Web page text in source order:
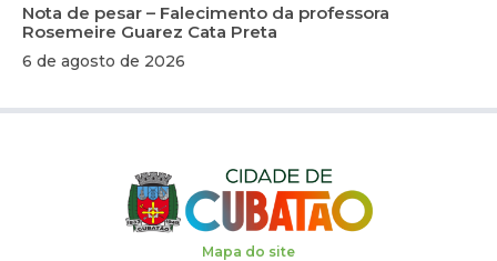
Nota de pesar – Falecimento da professora
Rosemeire Guarez Cata Preta
6 de agosto de 2026
Mapa do site